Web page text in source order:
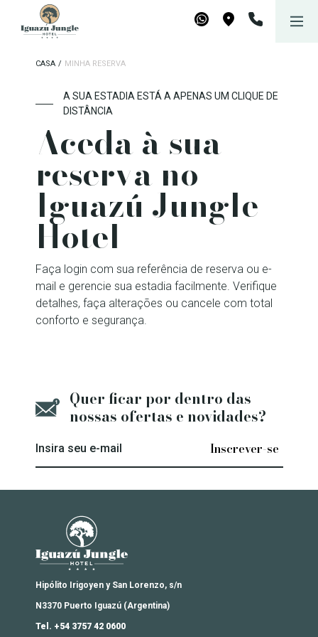
Iguazú Jungle Lodge
WhatsApp
Maps
CASA / MINHA RESERVA
A SUA ESTADIA ESTÁ A APENAS UM CLIQUE DE
DISTÂNCIA
Aceda à sua
reserva no
Iguazú Jungle
Hotel
Faça login com sua referência de reserva ou e-
mail e gerencie sua estadia facilmente. Verifique
detalhes, faça alterações ou cancele com total
conforto e segurança.
Quer ficar por dentro das
nossas ofertas e novidades?
Insira seu e-mail
Iguazú Jungle Lodge
Hipólito Irigoyen y San Lorenzo, s/n
N3370 Puerto Iguazú (Argentina)
Tel. +54 3757 42 0600